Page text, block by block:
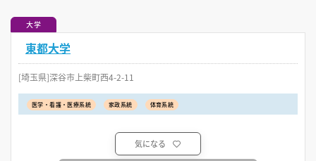
大学
東都大学
[埼玉県]深谷市上柴町西4-2-11
医学・看護・医療系統 家政系統 体育系統
気になる